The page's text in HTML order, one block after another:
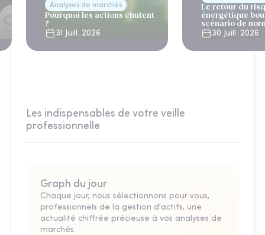
Analyses de marchés
Pourquoi les actions chutent
?
31 Juill. 2026
Le retour du
énergétique
scénario de
30 Juill. 2026
Les indispensables de votre veille
professionnelle
Graph du jour
Chaque jour, nous sélectionnons pour vous,
professionnels de la gestion d'actifs, une
actualité chiffrée précieuse à vos analyses de
marchés.